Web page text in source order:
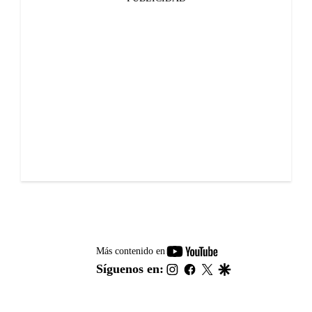
Más contenido en
youtube-
footer
Síguenos en: instagram
facebook
twitter